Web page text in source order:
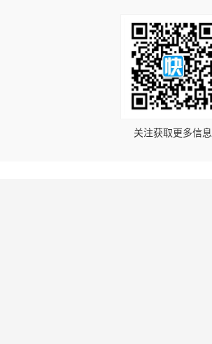
关注获取更多信息